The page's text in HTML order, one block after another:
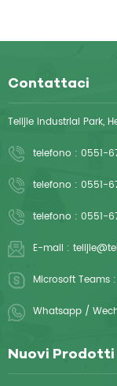
Contattaci
Telijie Industrial Park,
telefono : 0551-
telefono : 0551-
telefono : 0551-
E-mail :
Microsoft Teams :
Whatsapp /
Nuovi Prodotti